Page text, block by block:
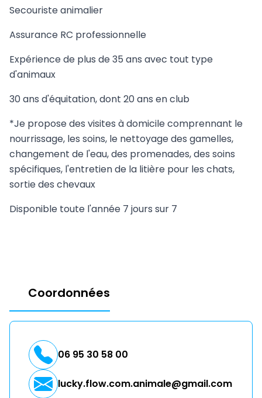
Secouriste animalier
Assurance RC professionnelle
Expérience de plus de 35 ans avec tout type
d'animaux
30 ans d'équitation, dont 20 ans en club
*Je propose des visites à domicile comprennant le
nourrissage, les soins, le nettoyage des gamelles,
changement de l'eau, des promenades, des soins
spécifiques, l'entretien de la litière pour les chats,
sortie des chevaux
Disponible toute l'année 7 jours sur 7
Coordonnées
06 95 30 58 00
lucky.flow.com.animale@gmail.com